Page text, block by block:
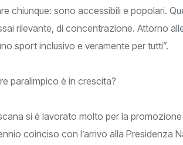
chiunque: sono accessibili e popolari.
rilevante, di concentrazione. Attorno
sport inclusivo e veramente per tutti”.
paralimpico è in crescita?
si è lavorato molto per la
coinciso con l’arrivo alla Presidenza